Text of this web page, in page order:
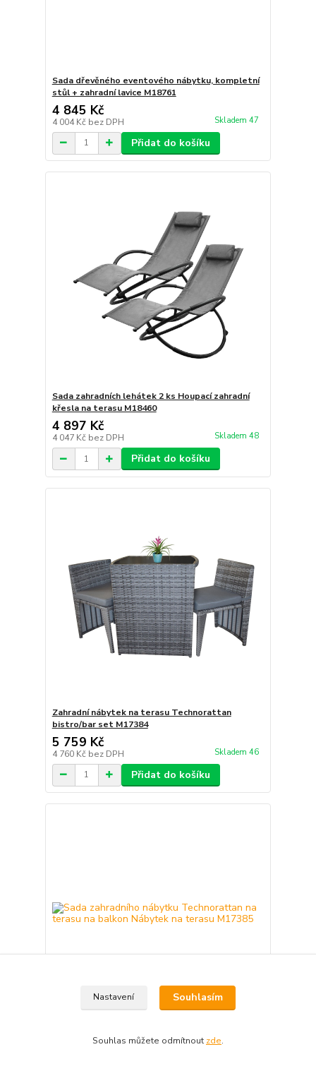
Sada dřevěného eventového nábytku, kompletní
stůl + zahradní lavice M18761
4 845 Kč
4 004 Kč bez DPH Skladem 47
Přidat do košíku
Sada zahradních lehátek 2 ks Houpací zahradní
křesla na terasu M18460
4 897 Kč
4 047 Kč bez DPH Skladem 48
Přidat do košíku
Zahradní nábytek na terasu Technorattan
bistro/bar set M17384
5 759 Kč
4 760 Kč bez DPH Skladem 46
Přidat do košíku
na balkon Nábytek na terasu M17385
Nastavení Souhlasím
Souhlas můžete odmítnout zde.